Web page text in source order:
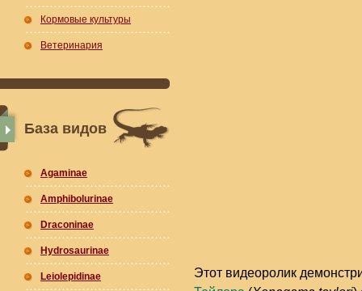
Кормовые культуры
Ветеринария
База видов
Agaminae
Amphibolurinae
Draconinae
Hydrosaurinae
Leiolepidinae
Этот видеоролик